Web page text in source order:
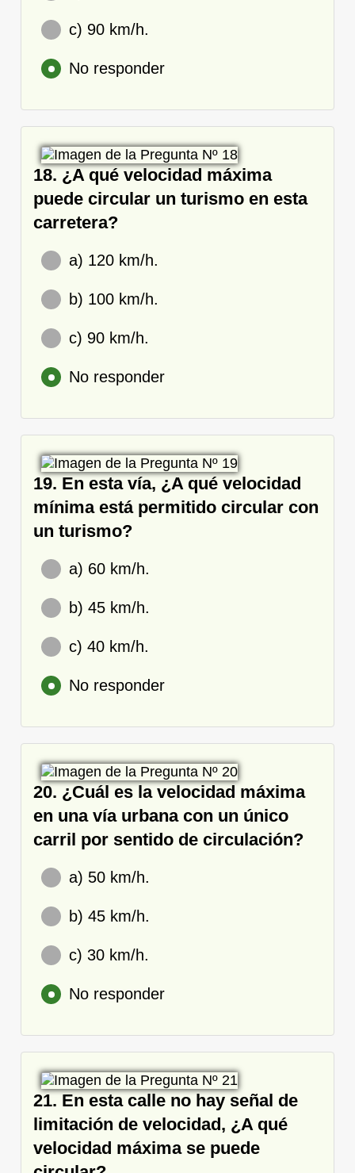
c) 90 km/h.
No responder
18. ¿A qué velocidad máxima
puede circular un turismo en esta
carretera?
a) 120 km/h.
b) 100 km/h.
c) 90 km/h.
No responder
19. En esta vía, ¿A qué velocidad
mínima está permitido circular con
un turismo?
a) 60 km/h.
b) 45 km/h.
c) 40 km/h.
No responder
20. ¿Cuál es la velocidad máxima
en una vía urbana con un único
carril por sentido de circulación?
a) 50 km/h.
b) 45 km/h.
c) 30 km/h.
No responder
21. En esta calle no hay señal de
limitación de velocidad, ¿A qué
velocidad máxima se puede